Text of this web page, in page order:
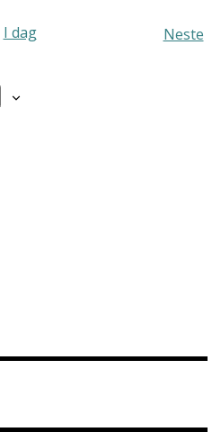
I dag
Neste